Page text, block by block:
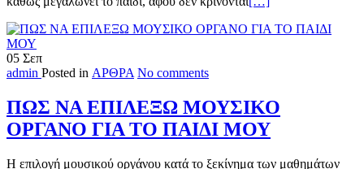
about
ΑΓΩΓΗΣ
ΣΤΑ
ΒΡΕΦΗ
ΟΧΙ
05 Σεπ
admin Posted in ΑΡΘΡΑ No comments
ΠΩΣ ΝΑ ΕΠΙΛΕΞΩ ΜΟΥΣΙΚΟ
ΟΡΓΑΝΟ ΓΙΑ ΤΟ ΠΑΙΔΙ ΜΟΥ
Η επιλογή μουσικού οργάνου κατά το ξεκίνημα των μαθημάτων